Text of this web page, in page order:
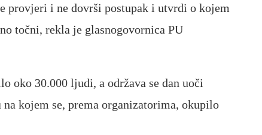
provjeri i ne dovrši postupak i utvrdi o kojem
točni, rekla je glasnogovornica PU
oko 30.000 ljudi, a održava se dan uoči
kojem se, prema organizatorima, okupilo